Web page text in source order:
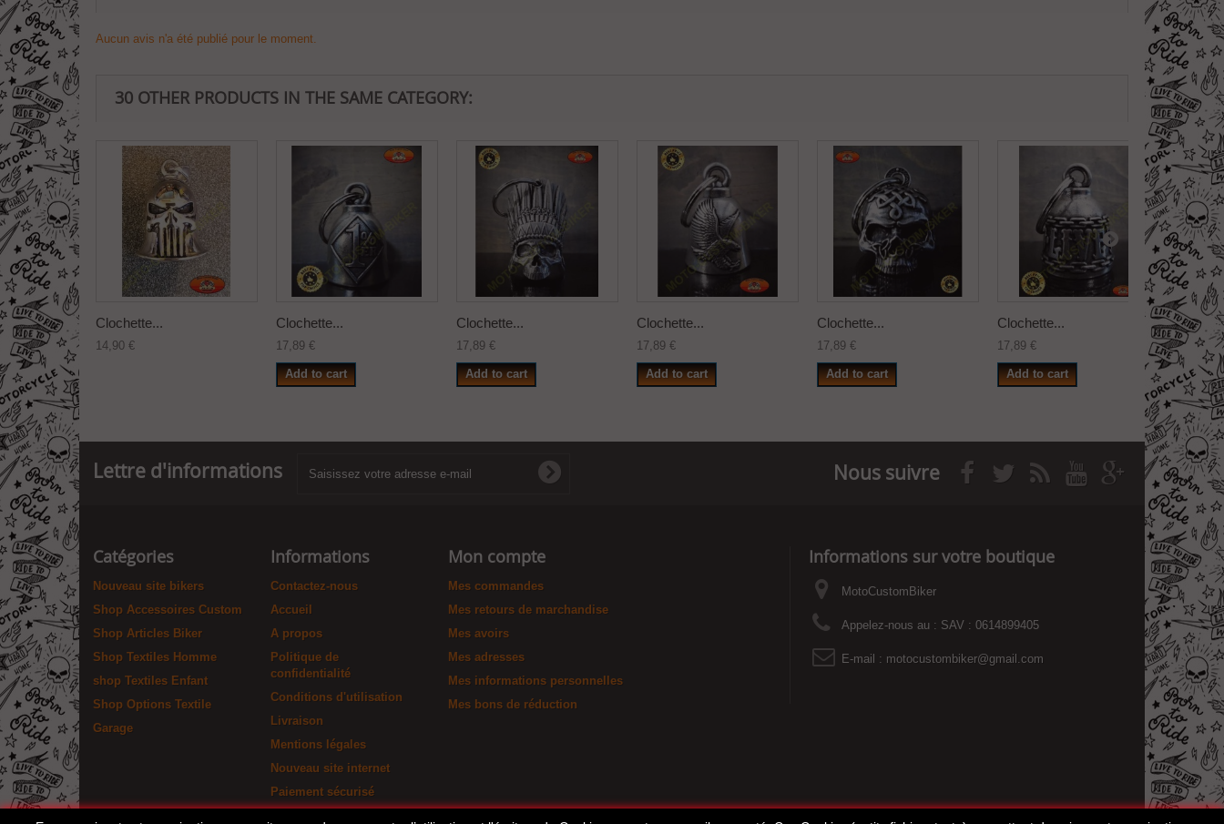
Aucun avis n'a été publié pour le moment.
30 OTHER PRODUCTS IN THE SAME CATEGORY:
Clochette...
14,90 €
Clochette...
17,89 €
Add to cart
Clochette...
17,89 €
Add to cart
Clochette...
17,89 €
Add to cart
Clochette...
17,89 €
Add to cart
Clochette...
17,89 €
Add to cart
17,89 €
Add
Lettre d'informations Nous suivre
Catégories
Nouveau site bikers
Shop Accessoires Custom
Shop Articles Biker
Shop Textiles Homme
shop Textiles Enfant
Shop Options Textile
Garage
Informations
Contactez-nous
Accueil
A propos
Politique de
confidentialité
Conditions d'utilisation
Livraison
Mentions légales
Nouveau site internet
Paiement sécurisé
Mon compte
Mes commandes
Mes retours de marchandise
Mes avoirs
Mes adresses
Mes informations personnelles
Mes bons de réduction
Informations sur votre boutique
MotoCustomBiker
Appelez-nous au : SAV : 0614899405
E-mail : motocustombiker@gmail.com